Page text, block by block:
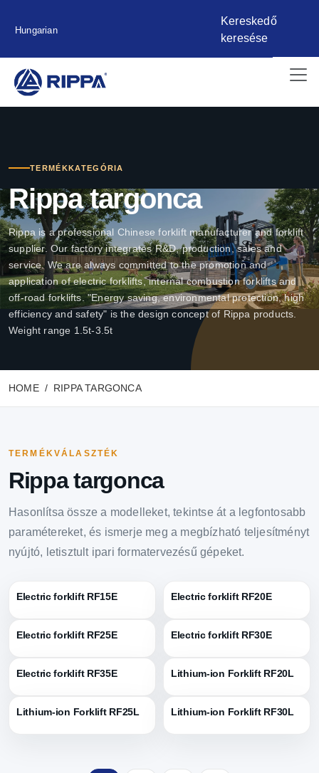
Hungarian
Kereskedő
keresése
TERMÉKKATEGÓRIA
Rippa targonca
Rippa is a professional Chinese forklift manufacturer and forklift
supplier. Our factory integrates R&D, production, sales and
service. We are always committed to the promotion and
application of electric forklifts, internal combustion forklifts and
off-road forklifts. "Energy saving, environmental protection, high
efficiency and safety" is the design concept of Rippa products.
Weight range 1.5t-3.5t
HOME RIPPA TARGONCA
TERMÉKVÁLASZTÉK
Rippa targonca
Hasonlítsa össze a modelleket, tekintse át a legfontosabb
paramétereket, és ismerje meg a megbízható teljesítményt
nyújtó, letisztult ipari formatervezésű gépeket.
Electric forklift RF15E Electric forklift RF20E
Electric forklift RF25E Electric forklift RF30E
Electric forklift RF35E Lithium-ion Forklift RF20L
Lithium-ion Forklift RF25L Lithium-ion Forklift RF30L